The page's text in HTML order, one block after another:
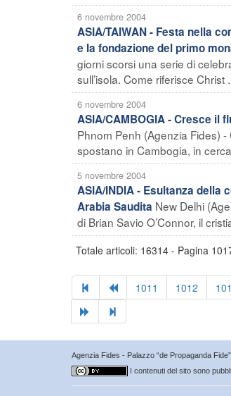
6 novembre 2004
ASIA/TAIWAN - Festa nella
e la fondazione del primo
giorni scorsi una serie di
sull’isola. Come riferisce Christ
6 novembre 2004
ASIA/CAMBOGIA - Cresce il
Phnom Penh (Agenzia Fides)
spostano in Cambogia, in
5 novembre 2004
ASIA/INDIA - Esultanza della
Arabia Saudita New Delhi
di Brian Savio O’Connor, il
Totale articoli: 16314 - Pagina
1011 1012
Agenzia Fides - Palazzo “de Propaganda
I contenuti del sito sono